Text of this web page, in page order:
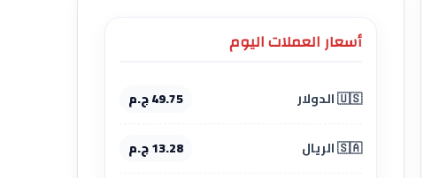
أسعار العملات اليوم
🇺🇸 الدولار 49.75 ج.م
🇸🇦 الريال 13.28 ج.م